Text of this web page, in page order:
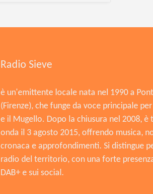
Radio Sieve
è un'emittente locale nata nel 1990 a
(Firenze), che funge da voce principale
e il Mugello. Dopo la chiusura nel 2008, è
onda il 3 agosto 2015, offrendo musica,
cronaca e approfondimenti. Si distingue
radio del territorio, con una forte
DAB+ e sui social.